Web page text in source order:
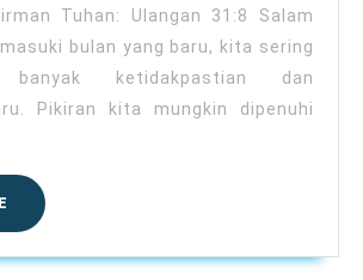
Tuhan: Ulangan 31:8 Salam
bulan yang baru, kita sering
banyak ketidakpastian dan
Pikiran kita mungkin dipenuhi
READ
MORE